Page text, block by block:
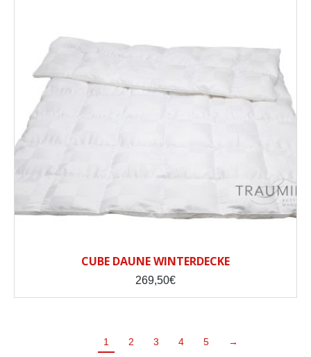
CUBE DAUNE WINTERDECKE
269,50€
1 2 3 4 5 →